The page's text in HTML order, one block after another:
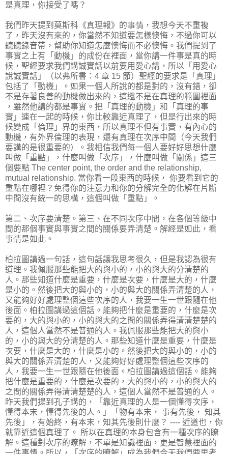
是真理，你接受了嗎？
我們昨天提到莫斯科《真理報》的事情，我想今天不重複
了，昨天沒有來的，你當然不知道要怎樣懊悔，不過你可以
聽聽錄音帶，幫助你知道怎麼懊悔而不必懊悔。我們提到了
事實之上有「動機」的成份在裡面，當你講一件事是真的時
候，聖經要求我們講誠實話以前要用愛心講，所以「用愛心
說誠實話」（以弗所書：4 章 15 節）聖經的要求是「真理」
包括了「動機」。如果一個人所說的都是對的，沒有錯，卻
不是存著良善的動機做出來的，這還不是在真理的範圍裡面
，雖然他講的都是事實。把「真理的動機」和「真理的事
實」連在一起的時候，你比較靠近真理了，但是行出來的時
候變成「倫理」界的東西，所以真理不但有事實，有內心的
動機，有外界倫理的表現，還有真理在次序中間（今天我們
要講的是很重要的）。我相信我們每一個人要好好思想什麼
叫做「重點」，什麼叫做「次序」，什麼叫做「關係」這三
個要點 The center point, the order and the relationship,
mutual relationship. 當你看一段東西的時候， 你要看到它的
重點在哪裡？免得你的注意力和你的分解完全的化解在片斷
中間沒有統一的思構，這個叫做「重點」。
第二、次序要清楚。第三、在不同次序中間，在各個等級中
間的那個事實與事實之間的關係要弄清楚。解經是如此，看
事情是如此。
柏拉圖講過一句話，這句話讓我思考很久，但是我認為很有
道理。我佩服那些能把大的與小的，小的與大的分清楚的
人。那些知道什麼是重要，什麼是次要，什麼是大的，什麼
是小的。然後把大的與小的，小的與大的關係弄清楚的人，
又能夠好好處理整個這些次序的人，我要一生一世跟隨在他
後面。柏拉圖講過這個話。能夠把什麼是重要的，什麼是次
要的，大的與小的，小的與大的之間的關係弄得清清楚楚的
人，這個人當然不是普通的人。我佩服那些能把大的與小
的，小的與大的分清楚的人。那些知道什麼是重要，什麼是
次要，什麼是大的，什麼是小的。然後把大的與小的，小的
與大的關係弄清楚的人，又能夠好好處理整個這些次序的
人，我要一生一世跟隨在他後面。柏拉圖講過這個話。能夠
把什麼是重要的，什麼是次要的，大的與小的，小的與大的
之間的關係弄得清清楚楚的人，這個人當然不是普通的人。
昨天我們提到孔子講的，「靠近真理的人是一個懂得次序，
懂得本末，懂得先後的人。」「物有本末， 事有先後， 知其
先後」，有始終，有本末，知其先後則什麼？ ---- 近道也，你
就靠近這個真理了。 所以在真理的本身包含有一種次序的瞭
解。這種對次序的瞭解，不單是知識裡面，更是智慧裡面的